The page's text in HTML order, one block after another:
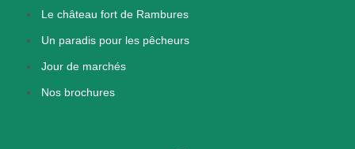
Le château fort de Rambures
Un paradis pour les pêcheurs
Jour de marchés
Nos brochures